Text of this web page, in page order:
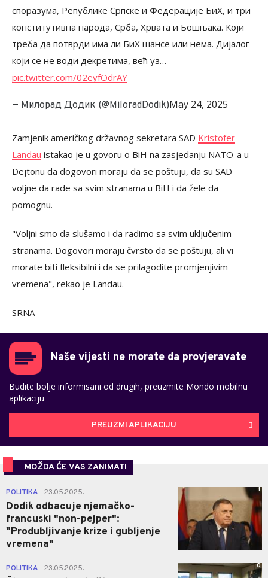
споразума, Републике Српске и Федерације БиХ, и три
конститутивна народа, Срба, Хрвата и Бошњака. Који
треба да потврди има ли БиХ шансе или нема. Дијалог
који се не води декретима, већ уз…
pic.twitter.com/02eyfOdrAY
— Милорад Додик (@MiloradDodik)May 24, 2025
Zamjenik američkog državnog sekretara SAD Kristofer
Landau istakao je u govoru o BiH na zasjedanju NATO-a u
Dejtonu da dogovori moraju da se poštuju, da su SAD
voljne da rade sa svim stranama u BiH i da žele da
pomognu.
"Voljni smo da slušamo i da radimo sa svim uključenim
stranama. Dogovori moraju čvrsto da se poštuju, ali vi
morate biti fleksibilni i da se prilagodite promjenjivim
vremena", rekao je Landau.
SRNA
Naše vijesti ne morate da provjeravate
Budite bolje informisani od drugih, preuzmite Mondo mobilnu
aplikaciju
PREUZMI APLIKACIJU
MOŽDA ĆE VAS ZANIMATI
POLITIKA 23.05.2025.
Dodik odbacuje njemačko-
francuski "non-pejper":
"Produbljivanje krize i gubljenje
vremena"
1
POLITIKA 23.05.2025. 0